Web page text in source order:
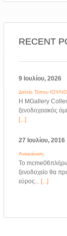
RECENT
9 Ιουλίου, 2026
Δελτίο Τύπου
Η MGallery
ξενοδοχειακός
[...]
27 Ιουλίου, 2016
Ανακαίνιση
Το
ξενοδοχείο θα
εύρος... [...]